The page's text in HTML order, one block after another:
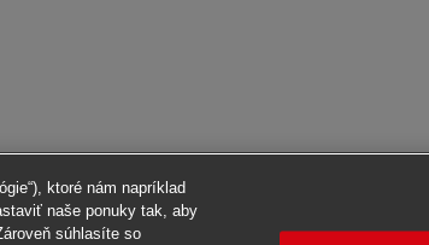
ktoré nám napríklad
naše ponuky tak, aby
súhlasíte so